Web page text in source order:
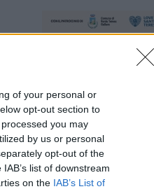
of your personal or
opt-out section to
you may
by us or personal
opt-out of the
list of downstream
on the IAB’s List of